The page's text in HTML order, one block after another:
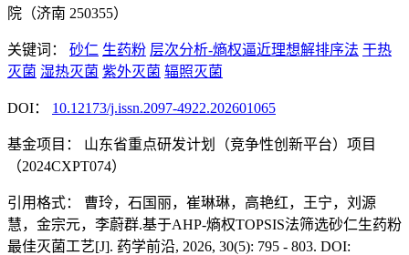
院（济南 250355）
关键词： 砂仁 生药粉 层次分析-熵权逼近理想解排序法 干热
灭菌 湿热灭菌 紫外灭菌 辐照灭菌
DOI： 10.12173/j.issn.2097-4922.202601065
基金项目：
山东省重点研发计划（竞争性创新平台）项目
（2024CXPT074）
引用格式：
曹玲，石国丽，崔琳琳，高艳红，王宁，刘源
慧，金宗元，李蔚群.基于AHP-熵权TOPSIS法筛选砂仁生药粉
最佳灭菌工艺[J]. 药学前沿, 2026, 30(5): 795 - 803. DOI: